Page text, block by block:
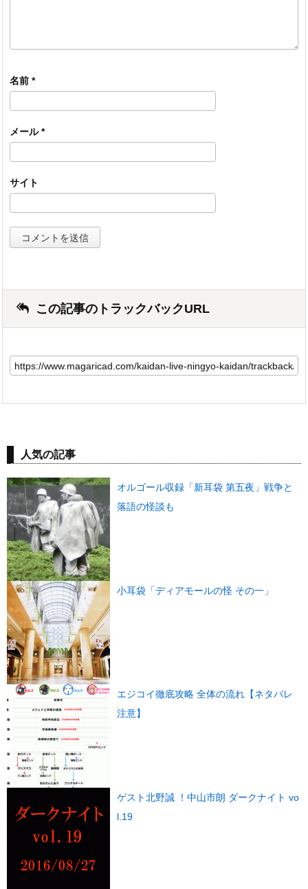
名前 *
メール*
サイト
この記事のトラックバックURL
人気の記事
オルゴール収録「新耳袋 第五夜」戦争と
落語の怪談も
小耳袋「ディアモールの怪 その一」
エジコイ徹底攻略 全体の流れ【ネタバレ
注意】
ゲスト北野誠 ！中山市朗 ダークナイト vo
l.19